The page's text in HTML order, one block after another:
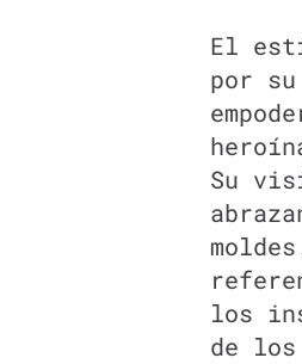
El
por su
Su
los
de